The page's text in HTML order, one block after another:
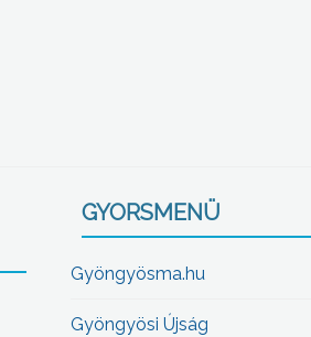
GYORSMENÜ
Gyöngyösma.hu
Gyöngyösi Újság